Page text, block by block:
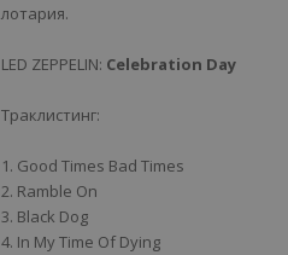
лотария.
LED ZEPPELIN: Celebration Day
Траклистинг:
1. Good Times Bad Times
2. Ramble On
3. Black Dog
4. In My Time Of Dying